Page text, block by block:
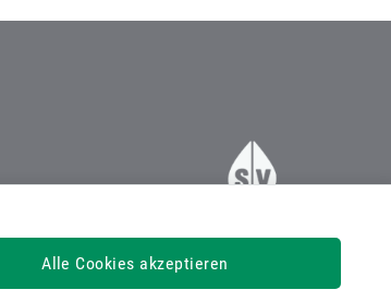
Alle Cookies akzeptieren
Österreichische Sozialversicherung
Dachverband der Sozialversicherungsträger